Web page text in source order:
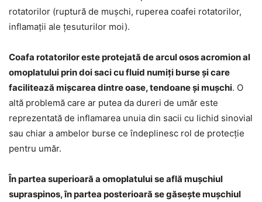
rotatorilor (ruptură de mușchi, ruperea coafei rotatorilor,
inflamații ale țesuturilor moi).
Coafa rotatorilor este protejată de arcul osos acromion al
omoplatului prin doi saci cu fluid numiți burse și care
facilitează mișcarea dintre oase, tendoane și mușchi. O
altă problemă care ar putea da dureri de umăr este
reprezentată de inflamarea unuia din sacii cu lichid sinovial
sau chiar a ambelor burse ce îndeplinesc rol de protecție
pentru umăr.
În partea superioară a omoplatului se află mușchiul
supraspinos, în partea posterioară se găsește mușchiul